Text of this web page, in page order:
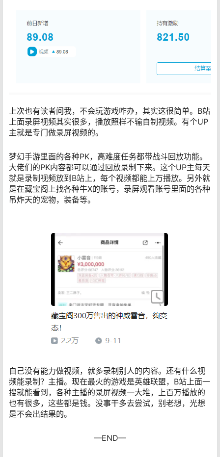
上次也有读者问我，不会玩游戏咋办，其实这很简单。B站
上面录屏视频其实很多，播放照样不输自制视频。有个UP
主就是专门做录屏视频的。
梦幻手游里面的各种PK，高难度任务都带战斗回放功能。
大佬们的PK内容都可以通过回放录制下来。这个UP主每天
就是录制视频放到B站上，每个视频都能上万播放。另外就
是在藏宝阁上找各种牛X的账号，录屏观看账号里面的各种
吊炸天的宠物，装备等。
自己没有能力做视频，就多录制别人的内容。还有什么视
频能录制？主播。现在最火的游戏是英雄联盟，B站上面一
搜就能看到，各种主播的录屏视频一大堆，上百万播放的
也有很多，这些都是钱。没事干多去尝试，别老想，光想
是不会出结果的。
—END—